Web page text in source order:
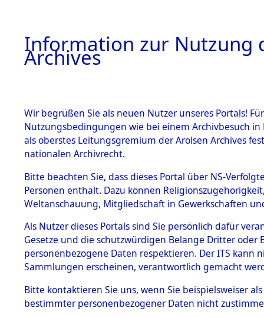
BESTÄNDE
1.
Inhaftierungsdoku
mente
1.2.9 Beim ITS
Effekten
1.2.9.1
Effekten aus
dem KZ
Dachau
1.2.9.2
Effekten aus
dem KZ
0007
Information zur Nutzung
Archives
Wir begrüßen Sie als neuen Nutzer unseres Portals!
Nutzungsbedingungen wie bei einem Archivbesuch
als oberstes Leitungsgremium der Arolsen Archives
nationalen Archivrecht.
Bitte beachten Sie, dass dieses Portal über NS-
Personen enthält. Dazu können
Weltanschauung, Mitgliedschaft in Gewerkschaften
Als Nutzer dieses Portals sind Sie persönlich dafür
Gesetze und die schutzwürdigen Belange Dritter
personenbezogene Daten respektieren. Der ITS
Sammlungen erscheinen, verantwortlich gemacht
Bitte kontaktieren Sie uns, wenn Sie beispielsweiser
bestimmter personenbezogener Daten nicht